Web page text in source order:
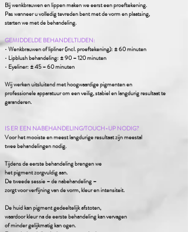
Bij wenkbrauwen en lippen maken we eerst een proeftekening.
Pas wanneer u volledig tevreden bent met de vorm en plaatsing,
starten we met de behandeling.
GEMIDDELDE BEHANDELTIJDEN:
• Wenkbrauwen of lipliner (incl. proeftekening): ± 60 minuten
• Lipblush behandeling: ± 90 – 120 minuten
• Eyeliner: ± 45 – 60 minuten
Wij werken uitsluitend met hoogwaardige pigmenten en
professionele apparatuur om een veilig, stabiel en langdurig resultaat te
garanderen.
IS ER EEN NABEHANDELING/TOUCH-UP NODIG?
Voor het mooiste en meest langdurige resultaat zijn meestal
twee behandelingen nodig.
Tijdens de eerste behandeling brengen we
het pigment zorgvuldig aan.
De tweede sessie – de nabehandeling –
zorgt voor verfijning van de vorm,kleur en intensiteit.
De huid kan pigment gedeeltelijk afstoten,
waardoor kleur na de eerste behandeling kan vervagen
of minder gelijkmatig kan ogen.